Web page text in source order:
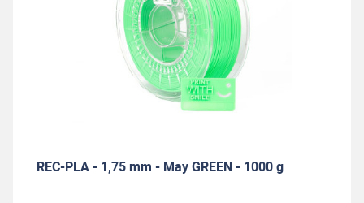
REC-PLA - 1,75 mm - May GREEN - 1000 g